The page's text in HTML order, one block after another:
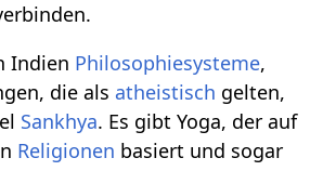
Indien Philosophiesysteme,
die als atheistisch gelten,
Sankhya. Es gibt Yoga, der auf
Religionen basiert und sogar